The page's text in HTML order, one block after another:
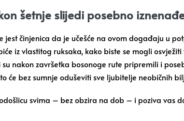
šetnje slijedi posebno
činjenica da je učešće na ovom događaju u
iz vlastitog ruksaka, kako biste se mogli
nakon završetka bosonoge rute pripremili i
će bez sumnje oduševiti sve ljubitelje neobičnih
svima – bez obzira na dob – i poziva vas